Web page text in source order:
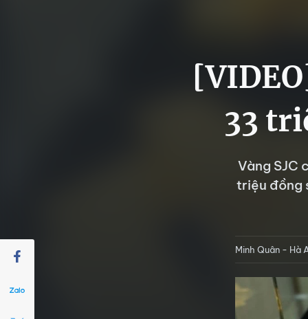
33
Vàng SJC
triệu đồng
Minh Quân - Hà